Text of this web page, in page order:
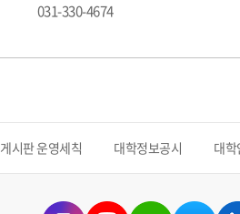
031-330-4674
게시판 운영세칙 대학정보공시 대